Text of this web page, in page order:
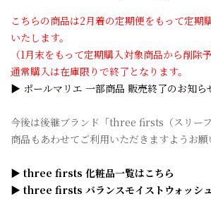
こちらの商品は2月着の定期便をもって定期
いたします。
（1月末をもって定期購入対象商品から削除予
通常購入は在庫限りで終了となります。
▶ ポールマリエ 一部商品 販売終了のお知ら
今後は後継ブランド「three firsts（スリー
商品もあわせてご利用いただきますようお願
▶ three firsts 化粧品一覧はこちら
▶ three firsts バランスモイストウォッシ